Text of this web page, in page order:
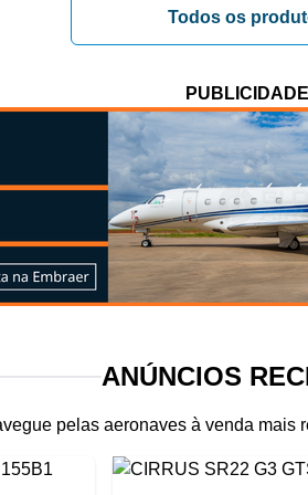
Todos os
PUBLICIDADE
ANÚNCIOS
pelas aeronaves à venda mais